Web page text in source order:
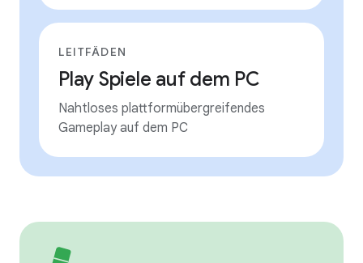
LEITFÄDEN
Play Spiele auf dem PC
Nahtloses plattformübergreifendes
Gameplay auf dem PC